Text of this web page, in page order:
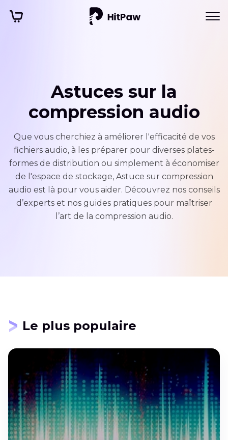
Astuces sur la
compression audio
Que vous cherchiez à améliorer l'efficacité de vos
fichiers audio, à les préparer pour diverses plates-
formes de distribution ou simplement à économiser
de l'espace de stockage, Astuce sur compression
audio est là pour vous aider. Découvrez nos conseils
d’experts et nos guides pratiques pour maîtriser
l’art de la compression audio.
Le plus populaire